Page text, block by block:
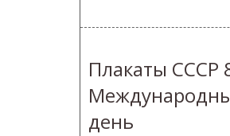
Плакаты СССР
день